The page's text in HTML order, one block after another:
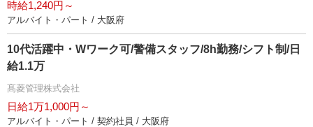
時給1,240円～
アルバイト・パート / 大阪府
10代活躍中・Wワーク可/警備スタッフ/8h勤務/シフト制/日
給1.1万
髙菱管理株式会社
日給1万1,000円～
アルバイト・パート / 契約社員 / 大阪府